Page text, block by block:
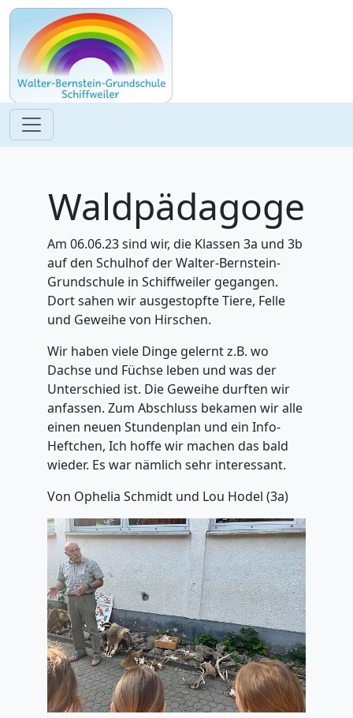
Waldpädagoge
Am 06.06.23 sind wir, die Klassen 3a und 3b
auf den Schulhof der Walter-Bernstein-
Grundschule in Schiffweiler gegangen.
Dort sahen wir ausgestopfte Tiere, Felle
und Geweihe von Hirschen.
Wir haben viele Dinge gelernt z.B. wo
Dachse und Füchse leben und was der
Unterschied ist. Die Geweihe durften wir
anfassen. Zum Abschluss bekamen wir alle
einen neuen Stundenplan und ein Info-
Heftchen, Ich hoffe wir machen das bald
wieder. Es war nämlich sehr interessant.
Von Ophelia Schmidt und Lou Hodel (3a)